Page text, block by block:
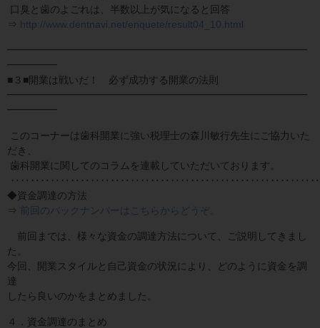
口臭と歯のよごれは、半数以上が気になると回答
⇒ http://www.dentnavi.net/enquete/result04_10.html
━━━━━━━━━━━━━━━━━━━━━━━━━━━━━━
━━━━━
■３■開業は戦いだ！ 必ず成功する開業の法則
━━━━━━━━━━━━━━━━━━━━━━━━━━━━━━
━━━━━
このコーナーは歯科開業に強い税理士の森川敏行先生にご協力いた
だき、
歯科開業に関してのコラムを連載していただいております。
◆資金調達の方法
⇒ 前回のバックナンバーはこちらからどうぞ。
前回までは、様々な資金の調達方法について、ご説明してきまし
た。
今回、開業スタイルと自己資金の状況により、どのように資金を調
達
したら良いのかをまとめました。
４．資金調達のまとめ